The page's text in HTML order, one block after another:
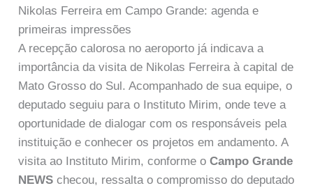
Nikolas Ferreira em Campo Grande: agenda e
primeiras impressões
A recepção calorosa no aeroporto já indicava a
importância da visita de Nikolas Ferreira à capital de
Mato Grosso do Sul. Acompanhado de sua equipe, o
deputado seguiu para o Instituto Mirim, onde teve a
oportunidade de dialogar com os responsáveis pela
instituição e conhecer os projetos em andamento. A
visita ao Instituto Mirim, conforme oCampo Grande
NEWS checou, ressalta o compromisso do deputado